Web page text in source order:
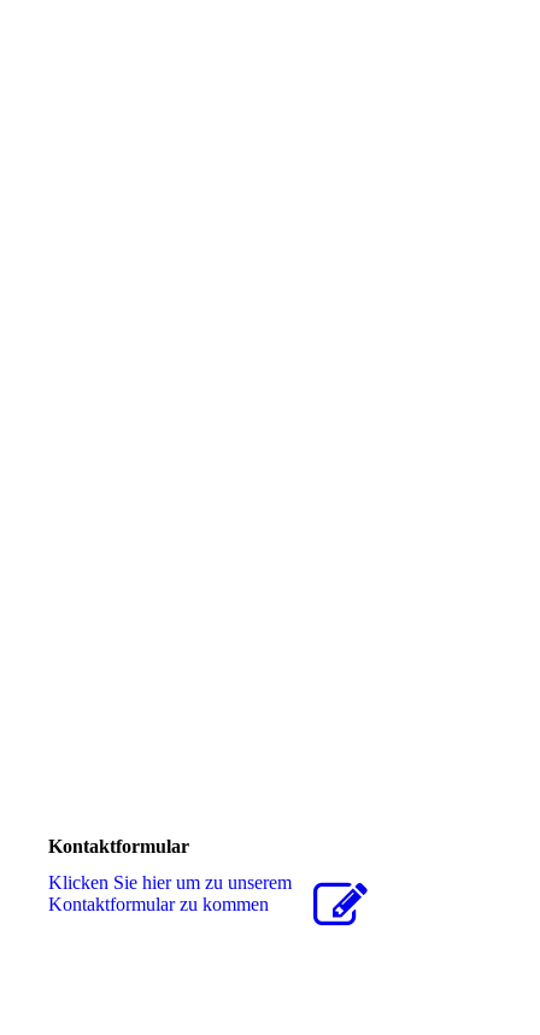
Kontaktformular
Klicken Sie hier um zu unserem
Kon­takt­for­mu­lar zu kommen